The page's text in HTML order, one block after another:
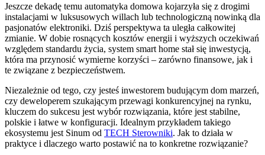
Jeszcze dekadę temu automatyka domowa kojarzyła się z drogimi
instalacjami w luksusowych willach lub technologiczną nowinką dla
pasjonatów elektroniki. Dziś perspektywa ta uległa całkowitej
zmianie. W dobie rosnących kosztów energii i wyższych oczekiwań
względem standardu życia, system smart home stał się inwestycją,
która ma przynosić wymierne korzyści – zarówno finansowe, jak i
te związane z bezpieczeństwem.
Niezależnie od tego, czy jesteś inwestorem budującym dom marzeń,
czy deweloperem szukającym przewagi konkurencyjnej na rynku,
kluczem do sukcesu jest wybór rozwiązania, które jest stabilne,
polskie i łatwe w konfiguracji. Idealnym przykładem takiego
ekosystemu jest Sinum od TECH Sterowniki. Jak to działa w
praktyce i dlaczego warto postawić na to konkretne rozwiązanie?